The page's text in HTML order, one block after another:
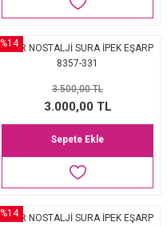
%14
AKER NOSTALJİ SURA İPEK EŞARP
8357-331
3.500,00 TL
3.000,00 TL
Sepete Ekle
%14
AKER NOSTALJİ SURA İPEK EŞARP